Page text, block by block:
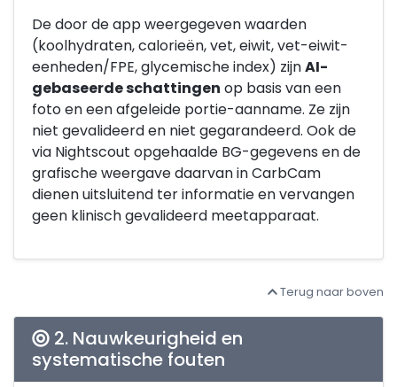
De door de app weergegeven waarden
(koolhydraten, calorieën, vet, eiwit, vet-eiwit-
eenheden/FPE, glycemische index) zijnAI-
gebaseerde schattingen op basis van een
foto en een afgeleide portie-aanname. Ze zijn
niet gevalideerd en niet gegarandeerd. Ook de
via Nightscout opgehaalde BG-gegevens en de
grafische weergave daarvan in CarbCam
dienen uitsluitend ter informatie en vervangen
geen klinisch gevalideerd meetapparaat.
Terug naar boven
2. Nauwkeurigheid en
systematische fouten